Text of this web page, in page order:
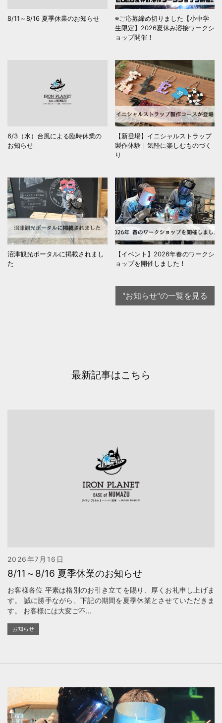
8/11～8/16 夏季休業のお知らせ
※ご応募締め切りました【小中学
生限定】2026夏休み溶接ワークシ
ョップ開催！
6/3（水）台風による臨時休業の
お知らせ
【新登場】イニシャルストラップ
製作体験｜気軽に楽しむものづく
り
沼津観光ポータルに掲載されまし
た
【イベント】2026年春のワークシ
ョップを開催しました！
"お知らせ"の一覧を見る
最新記事はこちら
2026年7月16日
8/11～8/16 夏季休業のお知らせ
お客様各位 平素は格別のお引き立てを賜り、厚くお礼申し上げま
す。 誠に勝手ながら、下記の期間を夏季休業とさせていただきま
す。 お客様には大変ご不...
お知らせ